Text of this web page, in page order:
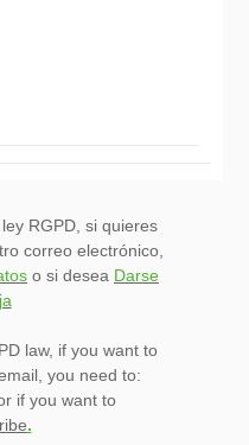
RGPD, si quieres
correo electrónico,
o si desea Darse
law, if you want to
you need to:
if you want to
.